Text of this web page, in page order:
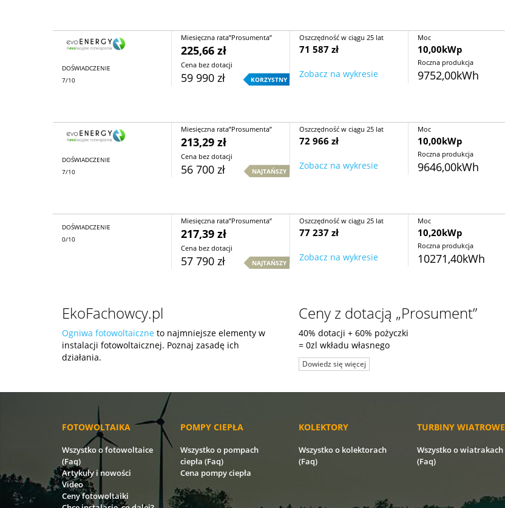
DOŚWIADCZENIE
7/10
Miesięczna rata”Prosumenta”
225,66 zł
Cena bez dotacji
59 990 zł KORZYSTNY
Oszczędność w ciągu 25 lat
71 587 zł
Zobacz na wykresie
Moc
10,00kWp
Roczna produkcja
9752,00kWh
DOŚWIADCZENIE
7/10
Miesięczna rata”Prosumenta”
213,29 zł
Cena bez dotacji
56 700 zł NAJTAŃSZY
Oszczędność w ciągu 25 lat
72 966 zł
Zobacz na wykresie
Moc
10,00kWp
Roczna produkcja
9646,00kWh
DOŚWIADCZENIE
0/10
Miesięczna rata”Prosumenta”
217,39 zł
Cena bez dotacji
57 790 zł NAJTAŃSZY
Oszczędność w ciągu 25 lat
77 237 zł
Zobacz na wykresie
Moc
10,20kWp
Roczna produkcja
10271,40kWh
EkoFachowcy.pl
Ogniwa fotowoltaiczne to najmniejsze elementy w
instalacji fotowoltaicznej. Poznaj zasadę ich
działania.
Ceny z dotacją „Prosument”
40% dotacji + 60% pożyczki
= 0zl wkładu własnego
Dowiedz się więcej
FOTOWOLTAIKA
Wszystko o fotowoltaice
(Faq)
Artykuły i nowości
Video
Ceny fotowoltaiki
POMPY CIEPŁA
Wszystko o pompach
ciepła (Faq)
Cena pompy ciepła
KOLEKTORY
Wszystko o kolektorach
(Faq)
TURBINY WIATROWE
Wszystko o wiatrakach
(Faq)